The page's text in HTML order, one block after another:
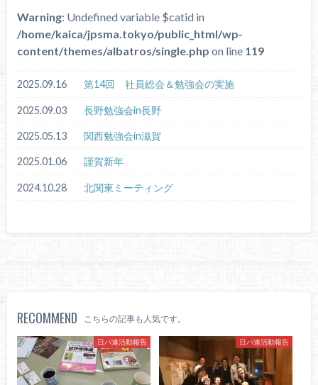
Warning: Undefined variable $catid in
/home/kaica/jpsma.tokyo/public_html/wp-
content/themes/albatros/single.php on line 119
2025.09.16 第14回 社員総会＆勉強会の実施
2025.09.03 長野勉強会in長野
2025.05.13 関西勉強会in滋賀
2025.01.06 謹賀新年
2024.10.28 北関東ミーティング
RECOMMEND こちらの記事も人気です。
日パ連活動報告 日パ連活動報告